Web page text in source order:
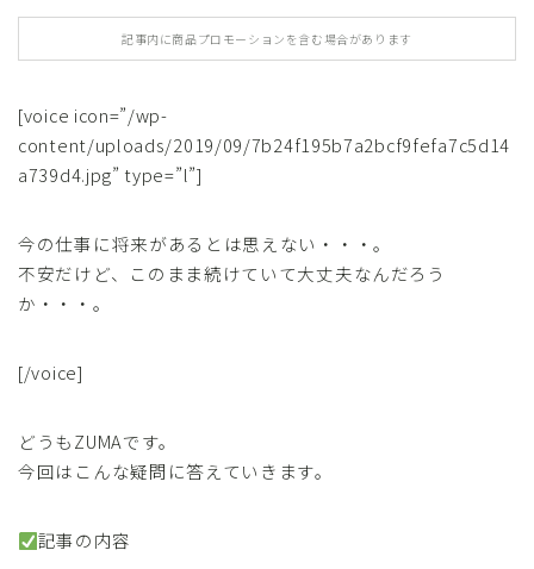
記事内に商品プロモーションを含む場合があります
[voice icon=”/wp-
content/uploads/2019/09/7b24f195b7a2bcf9fefa7c5d14
a739d4.jpg” type=”l”]
今の仕事に将来があるとは思えない・・・。
不安だけど、このまま続けていて大丈夫なんだろう
か・・・。
[/voice]
どうもZUMAです。
今回はこんな疑問に答えていきます。
記事の内容